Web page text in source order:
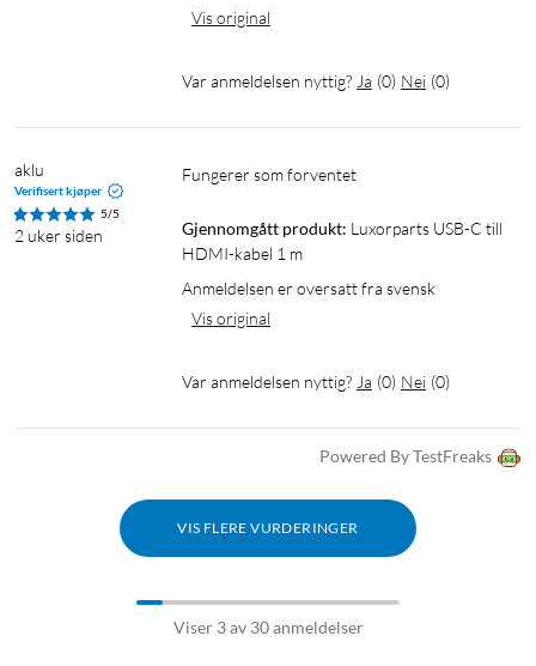
Vis original
Var anmeldelsen nyttig? Ja (0) Nei (0)
aklu
Verifisert kjøper
5/5
2 uker siden
Fungerer som forventet
Gjennomgått produkt: Luxorparts USB-C till
HDMI-kabel 1 m
Anmeldelsen er oversatt fra svensk
Vis original
Var anmeldelsen nyttig? Ja (0) Nei (0)
Powered By TestFreaks
VIS FLERE VURDERINGER
Viser 3 av 30 anmeldelser